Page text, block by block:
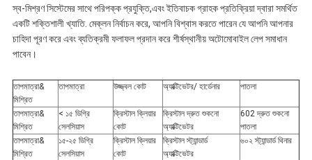
স্ব-মিশ্রণ সিস্টেমের সাথে পরিপক্ক প্রযুক্তি,এবং ইতিবাচক গ্রাহক প্রতিক্রিয়া দ্বারা সমর্থিত
একটি শক্তিশালী খ্যাতি. মেক্লন নির্বাচন করে, আপনি বিশ্বাস করতে পারেন যে আপনি আপনার
চাহিদা পূরণ করে এবং ব্যতিক্রমী ফলাফল প্রদান করে শীর্ষস্থানীয় অটোমোবাইল লেপ সমাধান
পাবেন।
তাপমাত্রা&
মিশ্রিত
তাপমাত্রা উজ্জ্বল কোট অ্যাক্টিভেটর/ হার্ডেনার পাতলা
তাপমাত্রা&
মিশ্রিত
< ১৫ ডিগ্রি
সেলসিয়াস
ক্রিস্টাল ক্লিয়ার
কোট
ক্রিস্টাল দ্রুত শুকনো
অ্যাক্টিভেটর
602 দ্রুত শুকনো
পাতলা
তাপমাত্রা&
মিশ্রিত
১৫-২৫ ডিগ্রি
সেলসিয়াস
ক্রিস্টাল ক্লিয়ার
কোট
ক্রিস্টাল স্ট্যান্ডার্ড
অ্যাক্টিভেটর
৬০২ স্ট্যান্ডার্ড থিনার